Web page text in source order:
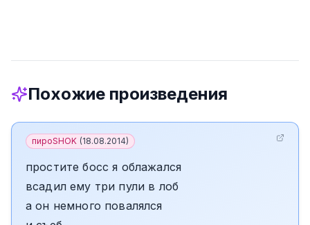
Похожие произведения
пироSHOK (18.08.2014)
простите босс я облажался
всадил ему три пули в лоб
а он немного повалялся